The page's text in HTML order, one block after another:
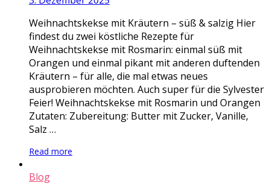
Weihnachtskekse mit Kräutern – süß & salzig Hier
findest du zwei köstliche Rezepte für
Weihnachtskekse mit Rosmarin: einmal süß mit
Orangen und einmal pikant mit anderen duftenden
Kräutern – für alle, die mal etwas neues
ausprobieren möchten. Auch super für die Sylvester
Feier! Weihnachtskekse mit Rosmarin und Orangen
Zutaten: Zubereitung: Butter mit Zucker, Vanille,
Salz …
Read more
Blog